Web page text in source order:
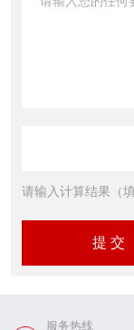
请输入计算结果（
服务热线